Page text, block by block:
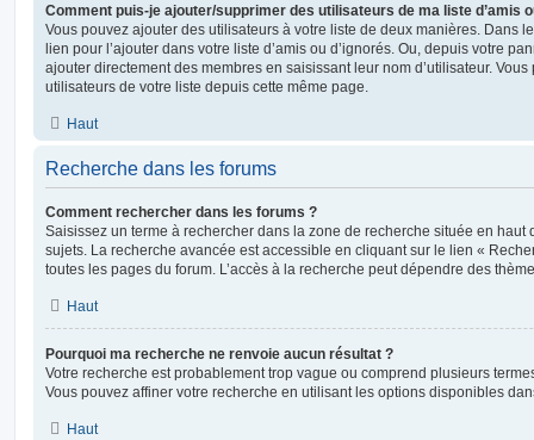
Comment puis-je ajouter/supprimer des utilisateurs de ma liste d’amis
Vous pouvez ajouter des utilisateurs à votre liste de deux manières. Dans
lien pour l’ajouter dans votre liste d’amis ou d’ignorés. Ou, depuis votre
ajouter directement des membres en saisissant leur nom d’utilisateur.
utilisateurs de votre liste depuis cette même page.
Haut
Recherche dans les forums
Comment rechercher dans les forums ?
Saisissez un terme à rechercher dans la zone de recherche située en haut
sujets. La recherche avancée est accessible en cliquant sur le lien «
toutes les pages du forum. L’accès à la recherche peut dépendre des
Haut
Pourquoi ma recherche ne renvoie aucun résultat ?
Votre recherche est probablement trop vague ou comprend plusieurs
Vous pouvez affiner votre recherche en utilisant les options disponibles
Haut